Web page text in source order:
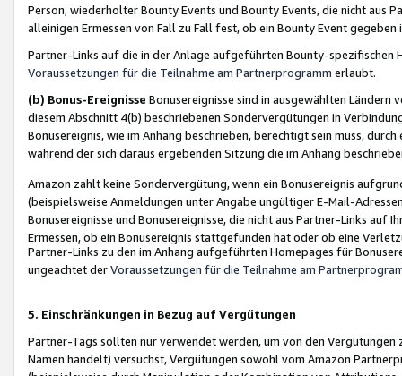
Person, wiederholter Bounty Events und Bounty Events, die nicht
alleinigen Ermessen von Fall zu Fall fest, ob ein Bounty Event
Partner-Links auf die in der Anlage aufgeführten Bounty-spezifischen
Voraussetzungen für die Teilnahme am Partnerprogramm erlaubt.
(b) Bonus-Ereignisse Bonusereignisse sind in ausgewählten Ländern
diesem Abschnitt 4(b) beschriebenen Sondervergütungen in
Bonusereignis, wie im Anhang beschrieben, berechtigt sein muss,
während der sich daraus ergebenden Sitzung die im Anhang
Amazon zahlt keine Sondervergütung, wenn ein Bonusereignis
(beispielsweise Anmeldungen unter Angabe ungültiger E-Mail-
Bonusereignisse und Bonusereignisse, die nicht aus Partner-Links auf
Ermessen, ob ein Bonusereignis stattgefunden hat oder ob eine
Partner-Links zu den im Anhang aufgeführten Homepages für
ungeachtet derVoraussetzungen für die Teilnahme am
5. Einschränkungen in Bezug auf Vergütungen
Partner-Tags sollten nur verwendet werden, um von den
Namen handelt) versuchst, Vergütungen sowohl vom Amazon